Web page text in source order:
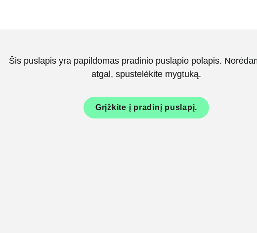
Šis puslapis yra papildomas pradinio puslapio polapis.
atgal, spustelėkite mygtuką.
Grįžkite į pradinį puslapį.